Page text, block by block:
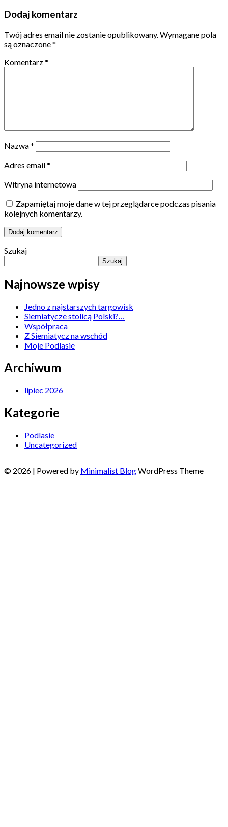
Dodaj komentarz
Twój adres email nie zostanie opublikowany.Wymagane pola
są oznaczone*
Komentarz*
Nazwa*
Adres email*
Witryna internetowa
Zapamiętaj moje dane w tej przeglądarce podczas pisania
kolejnych komentarzy.
Szukaj
Szukaj
Najnowsze wpisy
Jedno z najstarszych targowisk
Siemiatycze stolicą Polski?…
Współpraca
Z Siemiatycz na wschód
Moje Podlasie
Archiwum
lipiec 2026
Kategorie
Podlasie
Uncategorized
© 2026 | Powered by Minimalist BlogWordPress Theme